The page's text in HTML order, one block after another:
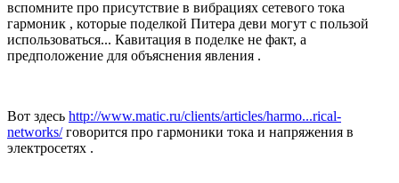
вспомните про присутствие в вибрациях сетевого тока
гармоник , которые поделкой Питера деви могут с пользой
использоваться... Кавитация в поделке не факт, а
предположение для объяснения явления .
Вот здесь http://www.matic.ru/clients/articles/harmo...rical-
networks/говорится про гармоники тока и напряжения в
электросетях .